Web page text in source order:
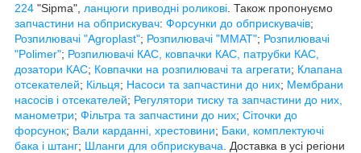
224 "Sipma", ланцюги приводні роликові . Також пропонуємо
запчастини на обприскувач: Форсунки до обприскувачів;
Розпилювачі "Agroplast"; Розпилювачі "MMAT"; Розпилювачі
"Polimer"; Розпилювачі КАС, ковпачки КАС, патрубки КАС,
дозатори КАС; Ковпачки на розпилювачі та агрегати; Клапана
отсекателей; Кільця; Насоси та запчастини до них; Мембрани
насосів і отсекателей; Регулятори тиску та запчастини до них,
манометри; Фільтра та запчастини до них; Сіточки до
форсунок; Вали карданні, хрестовини; Баки, комплектуючі
бака і штанг; Шланги для обприскувача . Доставка в усі регіони